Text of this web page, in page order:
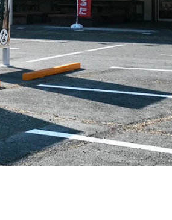
て
情報保護方針）
く表記